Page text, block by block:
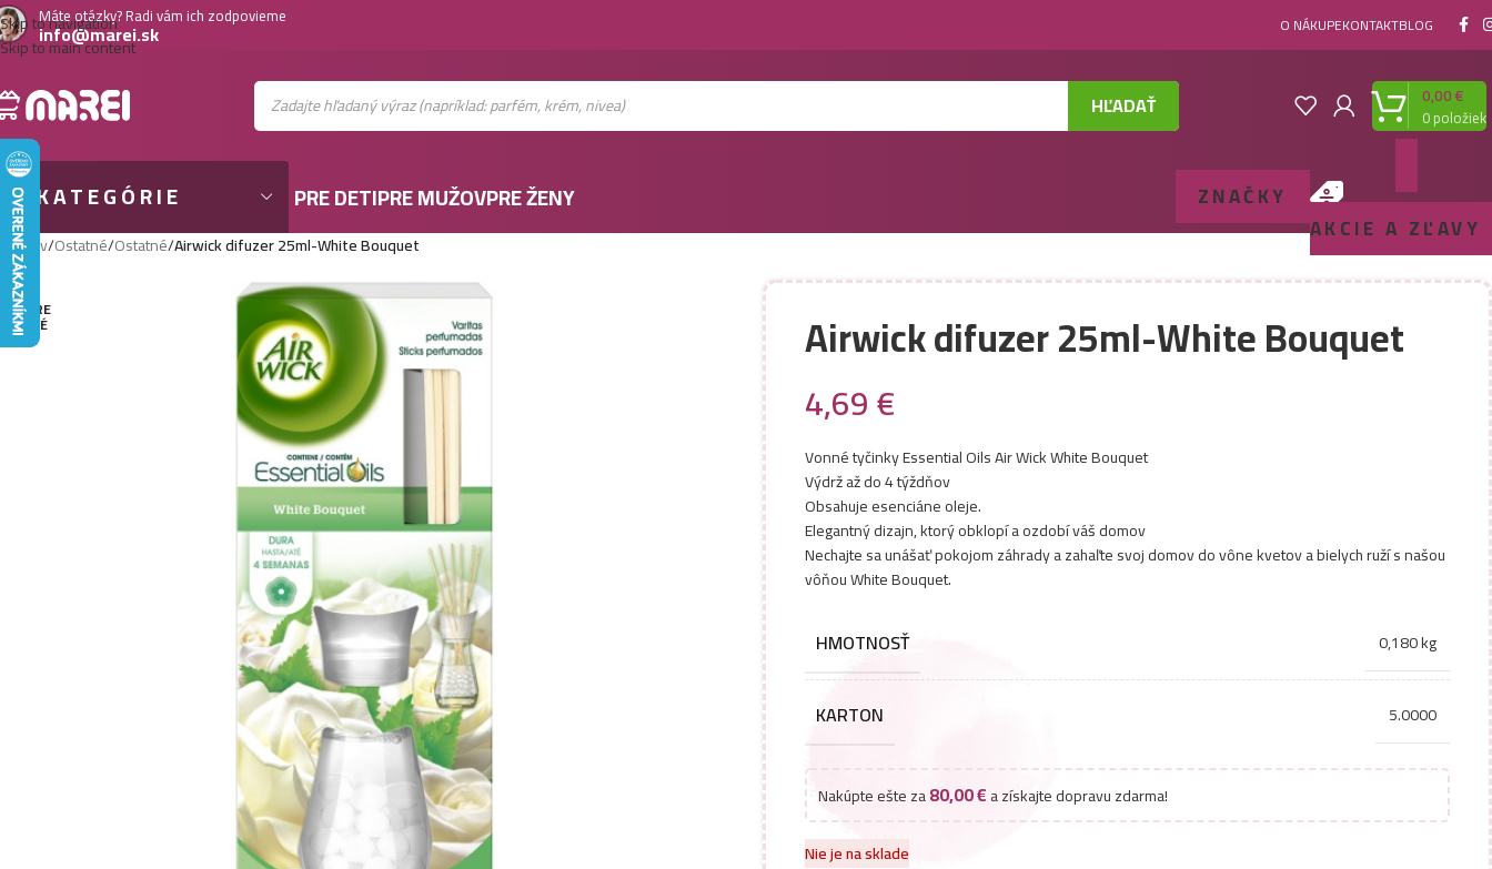
Skip to navigation
Skip to main content
Máte otázky? Radi vám ich zodpovieme
info@marei.sk O NÁKUPEKONTAKTBLOG
HĽADAŤ 0položiek
0,00€
KATEGÓRIE PRE DETIPRE MUŽOVPRE ŽENY
ZNAČKY
AKCIE A ZĽAVY
Domov/Ostatné/Ostatné/Airwick difuzer 25ml-White Bouquet
VYPRE
DANÉ Airwick difuzer 25ml-White Bouquet
4,69€
Vonné tyčinky Essential Oils Air Wick White Bouquet
Výdrž až do 4 týždňov
Obsahuje esenciáne oleje.
Elegantný dizajn, ktorý obklopí a ozdobí váš domov
Nechajte sa unášať pokojom záhrady a zahaľte svoj domov do vône kvetov a bielych ruží s našou
vôňou White Bouquet.
HMOTNOSŤ 0,180 kg
KARTON 5.0000
Nakúpte ešte za80,00€a získajte dopravu zdarma!
Nie je na sklade